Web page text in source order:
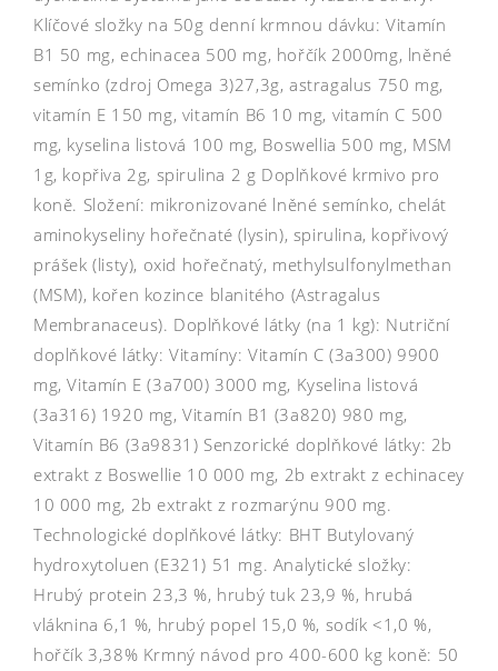
Klíčové složky na 50g denní krmnou dávku: Vitamín
B1 50 mg, echinacea 500 mg, hořčík 2000mg, lněné
semínko (zdroj Omega 3)27,3g, astragalus 750 mg,
vitamín E 150 mg, vitamín B6 10 mg, vitamín C 500
mg, kyselina listová 100 mg, Boswellia 500 mg, MSM
1g, kopřiva 2g, spirulina 2 g Doplňkové krmivo pro
koně. Složení: mikronizované lněné semínko, chelát
aminokyseliny hořečnaté (lysin), spirulina, kopřivový
prášek (listy), oxid hořečnatý, methylsulfonylmethan
(MSM), kořen kozince blanitého (Astragalus
Membranaceus). Doplňkové látky (na 1 kg): Nutriční
doplňkové látky: Vitamíny: Vitamín C (3a300) 9900
mg, Vitamín E (3a700) 3000 mg, Kyselina listová
(3a316) 1920 mg, Vitamín B1 (3a820) 980 mg,
Vitamín B6 (3a9831) Senzorické doplňkové látky: 2b
extrakt z Boswellie 10 000 mg, 2b extrakt z echinacey
10 000 mg, 2b extrakt z rozmarýnu 900 mg.
Technologické doplňkové látky: BHT Butylovaný
hydroxytoluen (E321) 51 mg. Analytické složky:
Hrubý protein 23,3 %, hrubý tuk 23,9 %, hrubá
vláknina 6,1 %, hrubý popel 15,0 %, sodík <1,0 %,
hořčík 3,38% Krmný návod pro 400-600 kg koně: 50